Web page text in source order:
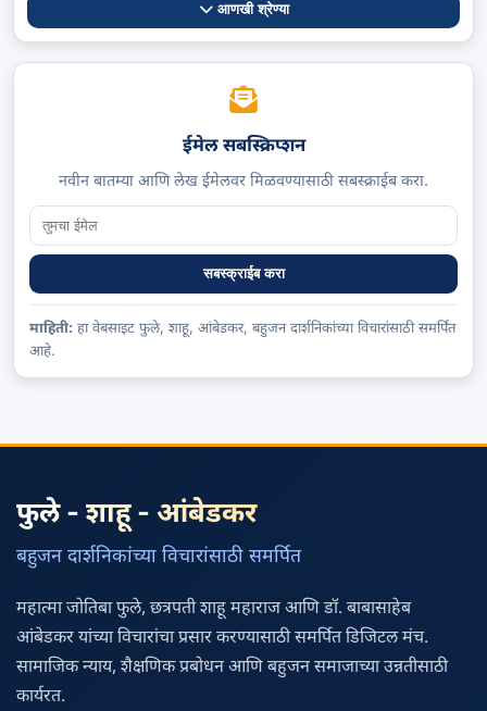
आणखी श्रेण्या
ईमेल सबस्क्रिप्शन
नवीन बातम्या आणि लेख ईमेलवर मिळवण्यासाठी सबस्क्राईब करा.
सबस्क्राईब करा
माहिती: हा वेबसाइट फुले, शाहू, आंबेडकर, बहुजन दार्शनिकांच्या विचारांसाठी समर्पित
आहे.
फुले - शाहू - आंबेडकर
बहुजन दार्शनिकांच्या विचारांसाठी समर्पित
महात्मा जोतिबा फुले, छत्रपती शाहू महाराज आणि डॉ. बाबासाहेब
आंबेडकर यांच्या विचारांचा प्रसार करण्यासाठी समर्पित डिजिटल मंच.
सामाजिक न्याय, शैक्षणिक प्रबोधन आणि बहुजन समाजाच्या उन्नतीसाठी
कार्यरत.